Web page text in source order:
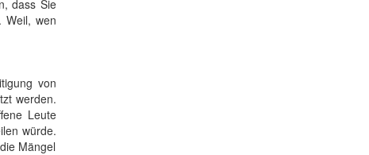
dass Sie
Weil, wen
von
werden.
Leute
würde.
Mängel